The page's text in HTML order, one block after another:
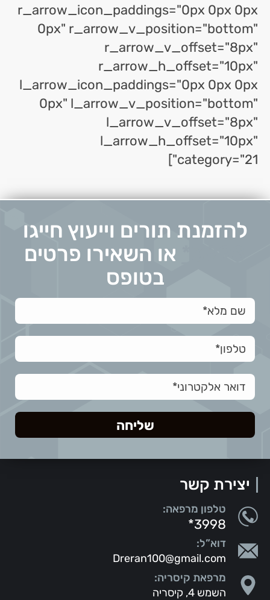
r_arrow_icon_paddings="0px 0px 0px
0px" r_arrow_v_position="bottom"
r_arrow_v_offset="8px"
r_arrow_h_offset="10px"
l_arrow_icon_paddings="0px 0px 0px
0px" l_arrow_v_position="bottom"
l_arrow_v_offset="8px"
l_arrow_h_offset="10px"
category="21"]
להזמנת תורים וייעוץ חייגו
או השאירו פרטים
בטופס
יצירת קשר
טלפון מרפאה:
*3998
דוא”ל:
Dreran100@gmail.com
מרפאת קיסריה:
השמש 4, קיסריה